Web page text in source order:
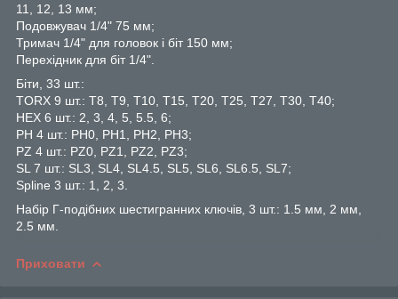
11, 12, 13 мм;
Подовжувач 1/4" 75 мм;
Тримач 1/4" для головок і біт 150 мм;
Перехідник для біт 1/4".
Біти, 33 шт.:
TORX 9 шт.: T8, T9, T10, T15, T20, T25, T27, T30, Т40;
HEX 6 шт.: 2, 3, 4, 5, 5.5, 6;
PH 4 шт.: PH0, PH1, PH2, PH3;
PZ 4 шт.: PZ0, PZ1, PZ2, PZ3;
SL 7 шт.: SL3, SL4, SL4.5, SL5, SL6, SL6.5, SL7;
Spline 3 шт.: 1, 2, 3.
Набір Г-подібних шестигранних ключів, 3 шт.: 1.5 мм, 2 мм,
2.5 мм.
Приховати